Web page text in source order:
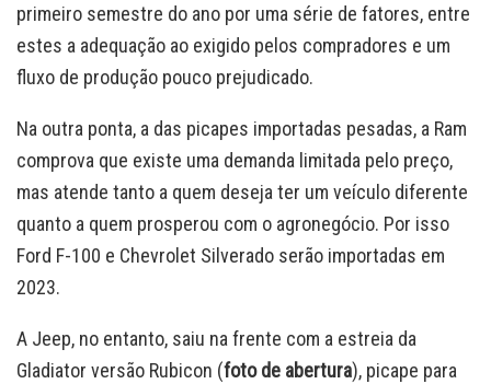
primeiro semestre do ano por uma série de fatores, entre
estes a adequação ao exigido pelos compradores e um
fluxo de produção pouco prejudicado.
Na outra ponta, a das picapes importadas pesadas, a Ram
comprova que existe uma demanda limitada pelo preço,
mas atende tanto a quem deseja ter um veículo diferente
quanto a quem prosperou com o agronegócio. Por isso
Ford F-100 e Chevrolet Silverado serão importadas em
2023.
A Jeep, no entanto, saiu na frente com a estreia da
Gladiator versão Rubicon (foto de abertura), picape para